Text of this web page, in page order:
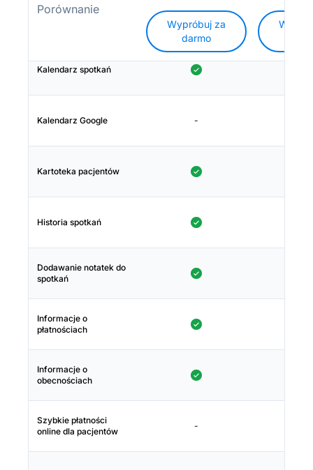
Porównanie
Wypróbuj za
darmo
Kalendarz spotkań
Kalendarz Google
Kartoteka pacjentów
Historia spotkań
Dodawanie notatek do
spotkań
Informacje o
płatnościach
Informacje o
obecnościach
Szybkie płatności
online dla pacjentów
-
-